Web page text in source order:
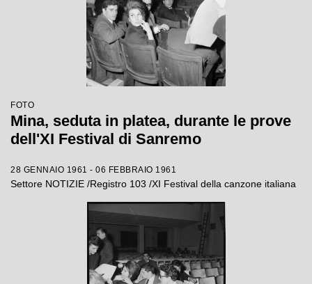
FOTO
Mina, seduta in platea, durante le prove
dell'XI Festival di Sanremo
28 GENNAIO 1961 - 06 FEBBRAIO 1961
Settore NOTIZIE /Registro 103 /XI Festival della canzone italiana